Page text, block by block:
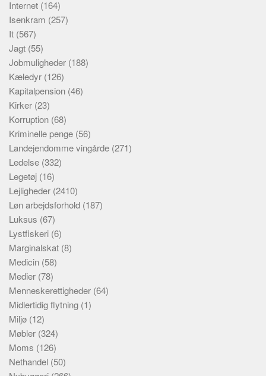
Internet (164)
Isenkram (257)
It (567)
Jagt (55)
Jobmuligheder (188)
Kæledyr (126)
Kapitalpension (46)
Kirker (23)
Korruption (68)
Kriminelle penge (56)
Landejendomme vingårde (271)
Ledelse (332)
Legetøj (16)
Lejligheder (2410)
Løn arbejdsforhold (187)
Luksus (67)
Lystfiskeri (6)
Marginalskat (8)
Medicin (58)
Medier (78)
Menneskerettigheder (64)
Midlertidig flytning (1)
Miljø (12)
Møbler (324)
Moms (126)
Nethandel (50)